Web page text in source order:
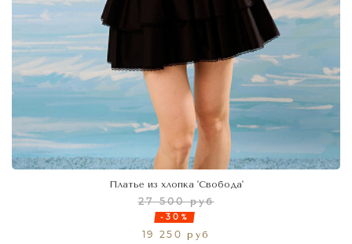
Платье из хлопка 'Свобода'
27 500 руб
-30%
19 250 руб